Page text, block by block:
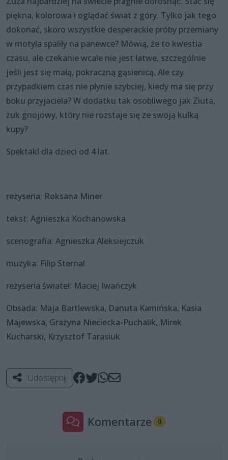
piękna, kolorowa i oglądać świat z góry. Tylko jak tego
dokonać, skoro wszystkie desperackie próby przemiany
w motyla spaliły na panewce? Mówią, że to kwestia
czasu, ale czekanie wcale nie jest łatwe, szczególnie
jeśli jest się małą, pokraczną gąsienicą. Ale czy
przypadkiem czas nie płynie szybciej, kiedy ma się przy
boku przyjaciela? W dodatku tak osobliwego jak Ziuta,
żuk gnojowy, który nie rozstaje się ze swoją kulką
kupy?
Spektakl dla dzieci od 4 lat.
reżyseria: Roksana Miner
tekst: Agnieszka Kochanowska
scenografia: Agnieszka Aleksiejczuk
muzyka: Filip Sternal
reżyseria świateł: Maciej Iwańczyk
Obsada: Maja Bartlewska, Danuta Kamińska, Kasia
Majewska, Grażyna Nieciecka-Puchalik, Mirek
Kucharski, Krzysztof Tarasiuk
Udostępnij
Komentarze 0